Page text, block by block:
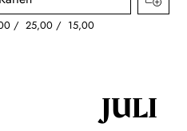
25,00 15,00
JULI